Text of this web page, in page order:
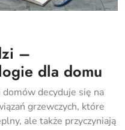
–
dla domu
decyduje się na
grzewczych, które
ale także przyczyniają